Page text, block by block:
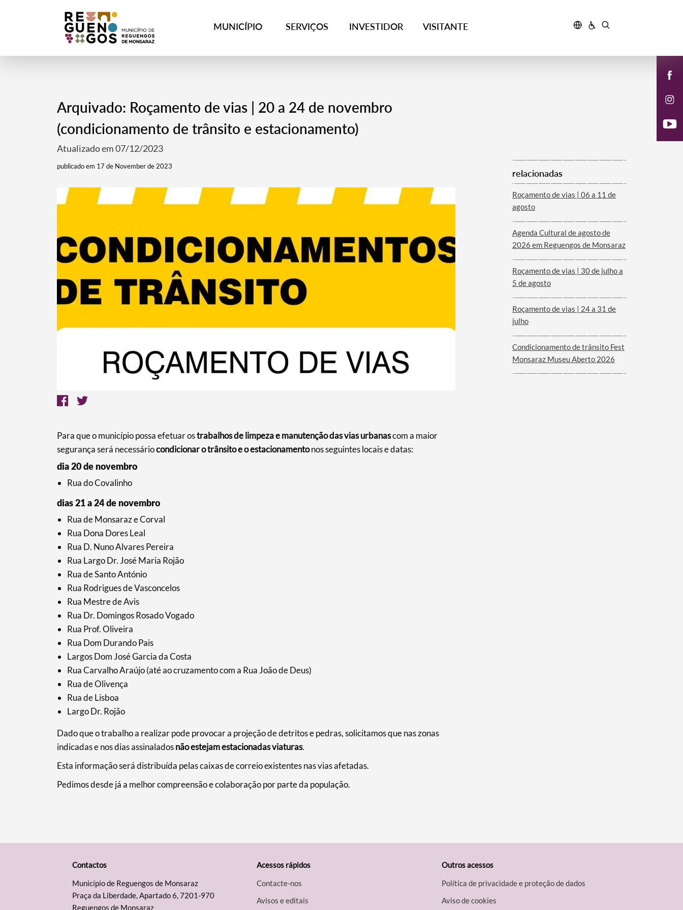
MUNICÍPIO SERVIÇOS INVESTIDOR VISITANTE
Termo de Pesquisa
Categorias gerais
Filtros
Arquivado: Roçamento de vias | 20 a 24 de novembro
(condicionamento de trânsito e estacionamento)
Atualizado em 07/12/2023
publicado em 17 de November de 2023
Para que o município possa efetuar ostrabalhos de limpeza e manutenção das vias urbanascom a maior
segurança será necessáriocondicionar o trânsito e o estacionamentonos seguintes locais e datas:
dia 20 de novembro
Rua do Covalinho
dias 21 a 24 de novembro
Rua de Monsaraz e Corval
Rua Dona Dores Leal
Rua D. Nuno Alvares Pereira
Rua Largo Dr. José Maria Rojão
Rua de Santo António
Rua Rodrigues de Vasconcelos
Rua Mestre de Avis
Rua Dr. Domingos Rosado Vogado
Rua Prof. Oliveira
Rua Dom Durando Pais
Largos Dom José Garcia da Costa
Rua Carvalho Araújo (até ao cruzamento com a Rua João de Deus)
Rua de Olivença
Rua de Lisboa
Largo Dr. Rojão
Dado que o trabalho a realizar pode provocar a projeção de detritos e pedras, solicitamos que nas zonas
indicadas e nos dias assinaladosnão estejam estacionadas viaturas.
Esta informação será distribuída pelas caixas de correio existentes nas vias afetadas.
Pedimos desde já a melhor compreensão e colaboração por parte da população.
relacionadas
Roçamento de vias | 06 a 11 de
agosto
Agenda Cultural de agosto de
2026 em Reguengos de Monsaraz
Roçamento de vias | 30 de julho a
5 de agosto
Roçamento de vias | 24 a 31 de
julho
Condicionamento de trânsito Fest
Monsaraz Museu Aberto 2026
Contactos
Município de Reguengos de Monsaraz
Praça da Liberdade, Apartado 6, 7201-970
Reguengos de Monsaraz
Acessos rápidos
Contacte-nos
Avisos e editais
Outros acessos
Política de privacidade e proteção de dados
Aviso de cookies